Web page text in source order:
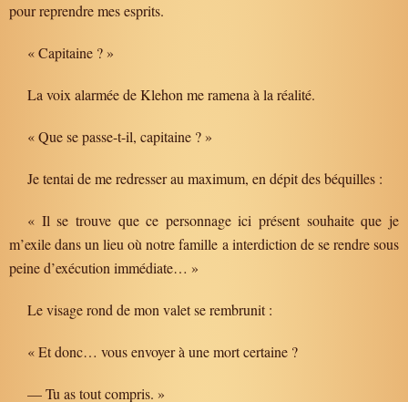
pour reprendre mes esprits.
« Capitaine ? »
La voix alarmée de Klehon me ramena à la réalité.
« Que se passe-t-il, capitaine ? »
Je tentai de me redresser au maximum, en dépit des béquilles :
« Il se trouve que ce personnage ici présent souhaite que je
m’exile dans un lieu où notre famille a interdiction de se rendre sous
peine d’exécution immédiate… »
Le visage rond de mon valet se rembrunit :
« Et donc… vous envoyer à une mort certaine ?
— Tu as tout compris. »